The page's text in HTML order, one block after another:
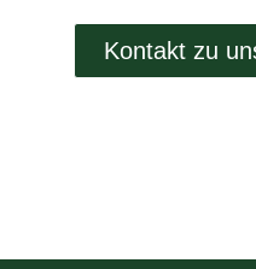
Kontakt zu